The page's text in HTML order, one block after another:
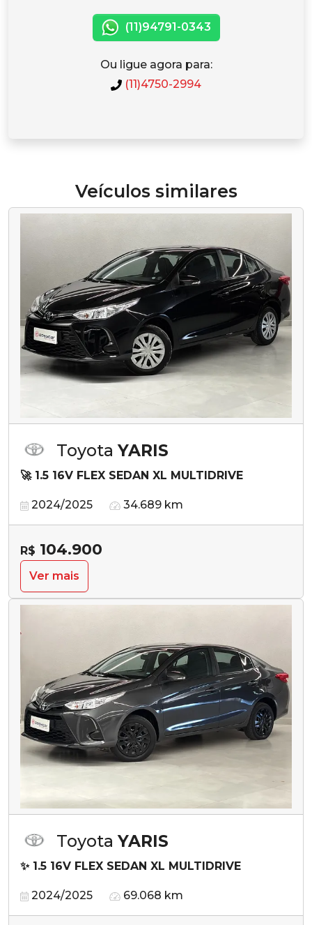
(11)94791-0343
Ou ligue agora para:
(11)4750-2994
Veículos similares
ToyotaYARIS
🚀 1.5 16V FLEX SEDAN XL MULTIDRIVE
2024/2025 34.689 km
R$ 104.900
Ver mais
ToyotaYARIS
✨ 1.5 16V FLEX SEDAN XL MULTIDRIVE
2024/2025 69.068 km